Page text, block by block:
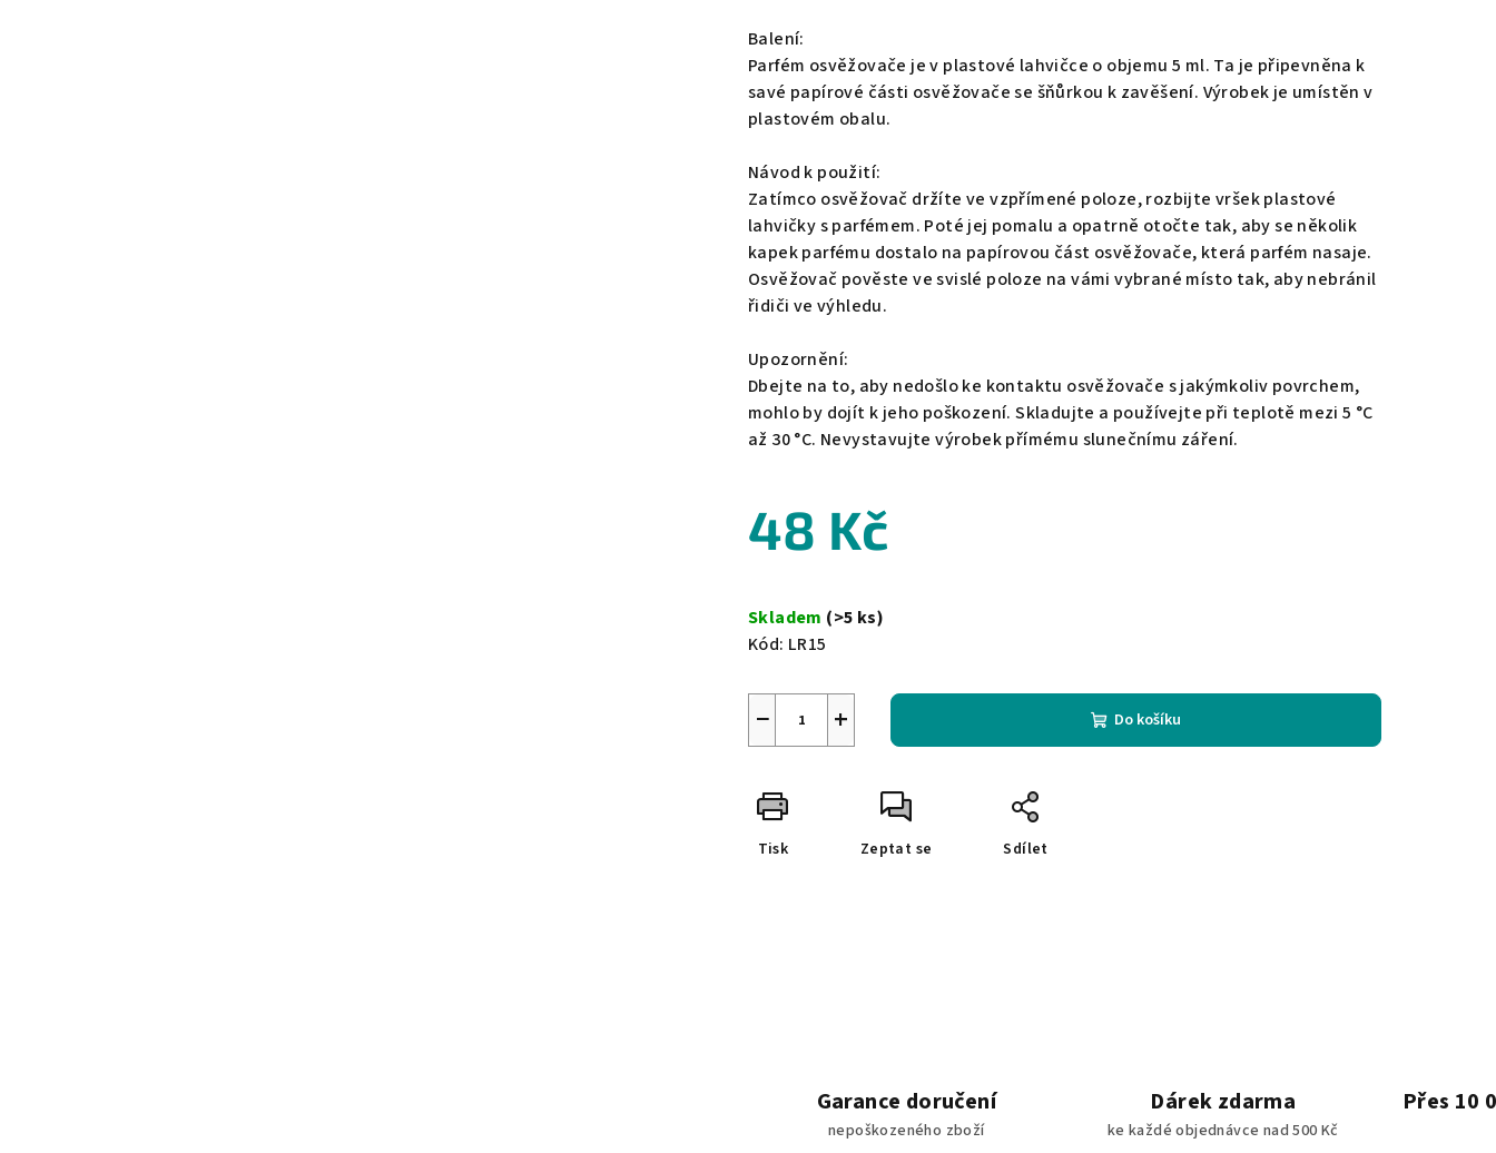
Balení:
Parfém osvěžovače je v plastové lahvičce o objemu 5 ml. Ta je připevněna k
savé papírové části osvěžovače se šňůrkou k zavěšení. Výrobek je umístěn v
plastovém obalu.
Návod k použití:
Zatímco osvěžovač držíte ve vzpřímené poloze, rozbijte vršek plastové
lahvičky s parfémem. Poté jej pomalu a opatrně otočte tak, aby se několik
kapek parfému dostalo na papírovou část osvěžovače, která parfém nasaje.
Osvěžovač pověste ve svislé poloze na vámi vybrané místo tak, aby nebránil
řidiči ve výhledu.
Upozornění:
Dbejte na to, aby nedošlo ke kontaktu osvěžovače s jakýmkoliv povrchem,
mohlo by dojít k jeho poškození. Skladujte a používejte při teplotě mezi 5 °C
až 30 °C. Nevystavujte výrobek přímému slunečnímu záření.
48 Kč
cena:
Skladem (>5 ks)
Kód: LR15
+
− Do košíku
Tisk Zeptat se Sdílet
Garance doručení
nepoškozeného zboží
Dárek zdarma
ke každé objednávce nad 500 Kč
Přes 10